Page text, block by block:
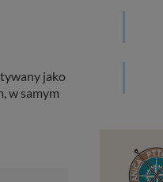
jako
w samym